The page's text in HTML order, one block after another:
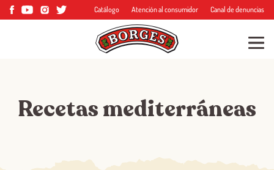
Catálogo Atención al consumidor Canal de denuncias
Recetas mediterráneas